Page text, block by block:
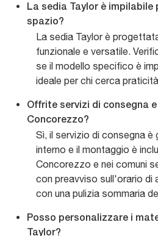
La sedia Taylor è impilabile
spazio?
La sedia Taylor è
funzionale e versatile.
se il modello specifico è
ideale per chi cerca
Offrite servizi di consegna
Concorezzo?
Sì, il servizio di consegna
interno e il montaggio è
Concorezzo e nei comuni
con preavviso sull'orario di
con una pulizia sommaria
Posso personalizzare i
Taylor?